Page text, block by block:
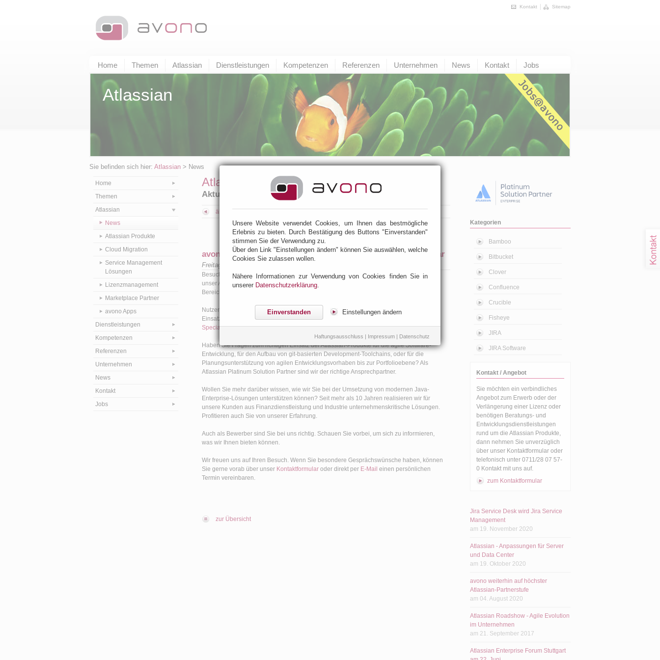
Kontakt Sitemap
Home Themen Atlassian Dienstleistungen Kompetenzen Referenzen Unternehmen News Kontakt Jobs
Atlassian
Sie befinden sich hier: Atlassian > News
Home
Themen
Atlassian
News
Atlassian Produkte
Cloud Migration
Service Management
Lösungen
Lizenzmanagement
Marketplace Partner
avono Apps
Dienstleistungen
Kompetenzen
Referenzen
Unternehmen
News
Kontakt
Jobs
Atlassian News
Aktuelle Atlassian News von avono
älterer Eintrag
avono auf der OOP 2017 - Atlassian Special Day am 31. Januar
Freitag, 20. Januar 2017 @ 09:05
Besuchen Sie uns auf dem Atlassian-Partner-Stand und informieren Sie sich über
unser Atlassian-Leistungsportfolio sowie unsere Dienstleistungen aus dem
Bereich Java-Enterprise-Lösungen.
Nutzen Sie die Gelegenheit, sich am Atlassian Special Day am 31.01.2017 über den
Einsatz der Atlassian-Tools in praxisorientierten Vorträgen zu informieren (
Special Days)
Haben Sie Fragen zum richtigen Einsatz der Atlassian-Produkte für die agile Software-
Entwicklung, für den Aufbau von git-basierten Development-Toolchains, oder für die
Planungsunterstützung von agilen Entwicklungsvorhaben bis zur Portfolioebene? Als
Atlassian Platinum Solution Partner sind wir der richtige Ansprechpartner.
Wollen Sie mehr darüber wissen, wie wir Sie bei der Umsetzung von modernen Java-
Enterprise-Lösungen unterstützen können? Seit mehr als 10 Jahren realisieren wir für
unsere Kunden aus Finanzdienstleistung und Industrie unternehmenskritische Lösungen.
Profitieren auch Sie von unserer Erfahrung.
Auch als Bewerber sind Sie bei uns richtig. Schauen Sie vorbei, um sich zu informieren,
was wir Ihnen bieten können.
Wir freuen uns auf Ihren Besuch. Wenn Sie besondere Gesprächswünsche haben, können
Sie gerne vorab über unser Kontaktformular oder direkt per E-Mail einen persönlichen
Termin vereinbaren.
zur Übersicht
Kategorien
Bamboo
Bitbucket
Clover
Confluence
Crucible
Fisheye
JIRA
JIRA Software
Kontakt / Angebot
Sie möchten ein verbindliches
Angebot zum Erwerb oder der
Verlängerung einer Lizenz oder
benötigen Beratungs- und
Entwicklungsdienstleistungen
rund um die Atlassian Produkte,
dann nehmen Sie unverzüglich
über unser Kontaktformular oder
telefonisch unter 0711/28 07 57-
0 Kontakt mit uns auf.
zum Kontaktformular
Jira Service Desk wird Jira Service
Management
am 19. November 2020
Atlassian - Anpassungen für Server
und Data Center
am 19. Oktober 2020
avono weiterhin auf höchster
Atlassian-Partnerstufe
am 04. August 2020
Atlassian Roadshow - Agile Evolution
im Unternehmen
am 21. September 2017
Atlassian Enterprise Forum Stuttgart
Unsere Website verwendet Cookies, um Ihnen das bestmögliche
Erlebnis zu bieten. Durch Bestätigung des Buttons "Einverstanden"
stimmen Sie der Verwendung zu.
Über den Link "Einstellungen ändern" können Sie auswählen, welche
Cookies Sie zulassen wollen.
Nähere Informationen zur Verwendung von Cookies finden Sie in
unserer Datenschutzerklärung
Einverstanden Einstellungen ändern
Haftungsausschluss | Impressum | Datenschutz